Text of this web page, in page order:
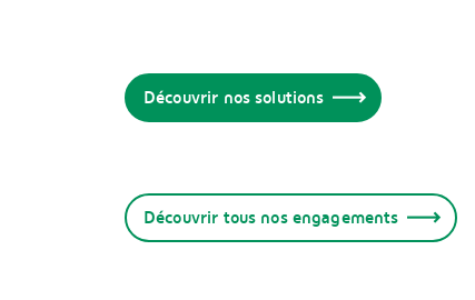
Découvrir nos solutions
Découvrir tous nos engagements